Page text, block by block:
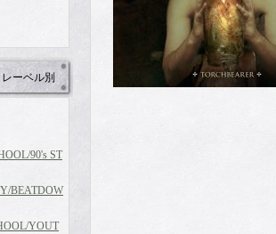
ーベル別
90's ST
BEATDOW
YOUT